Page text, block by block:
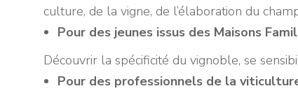
culture, de la vigne, de l’élaboration du
Pour des jeunes issus des Maisons
Découvrir la spécificité du vignoble, se
Pour des professionnels de la